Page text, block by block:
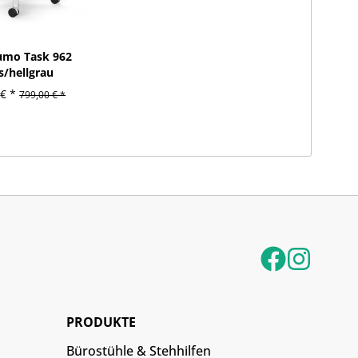
Task 962
hellgrau
* 799,00 € *
PRODUKTE
Bürostühle & Stehhilfen